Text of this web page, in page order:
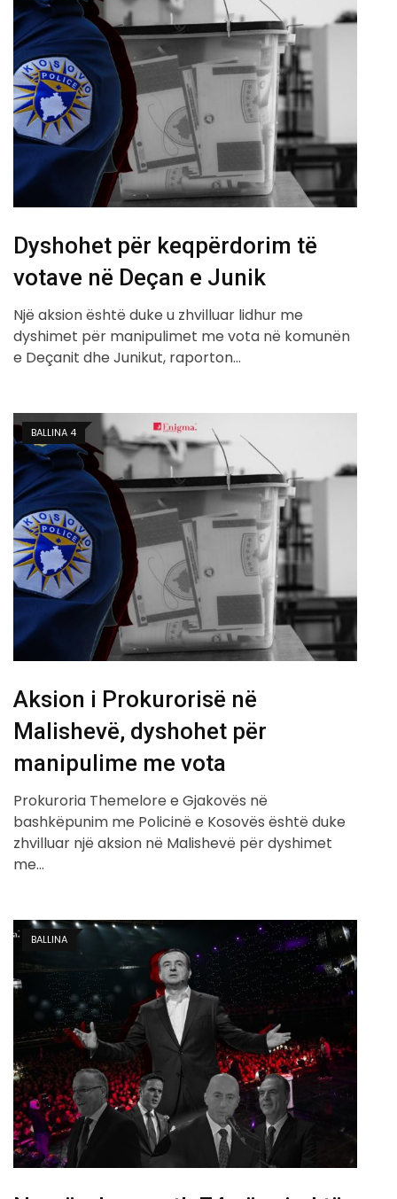
Dyshohet për keqpërdorim të
votave në Deçan e Junik
Një aksion është duke u zhvilluar lidhur me
dyshimet për manipulimet me vota në komunën
e Deçanit dhe Junikut, raporton…
BALLINA 4
Aksion i Prokurorisë në
Malishevë, dyshohet për
manipulime me vota
Prokuroria Themelore e Gjakovës në
bashkëpunim me Policinë e Kosovës është duke
zhvilluar një aksion në Malishevë për dyshimet
me…
BALLINA